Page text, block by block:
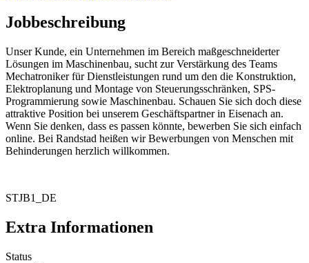
Jobbeschreibung
Unser Kunde, ein Unternehmen im Bereich maßgeschneiderter
Lösungen im Maschinenbau, sucht zur Verstärkung des Teams
Mechatroniker für Dienstleistungen rund um den die Konstruktion,
Elektroplanung und Montage von Steuerungsschränken, SPS-
Programmierung sowie Maschinenbau. Schauen Sie sich doch diese
attraktive Position bei unserem Geschäftspartner in Eisenach an.
Wenn Sie denken, dass es passen könnte, bewerben Sie sich einfach
online. Bei Randstad heißen wir Bewerbungen von Menschen mit
Behinderungen herzlich willkommen.
STJB1_DE
Extra Informationen
Status